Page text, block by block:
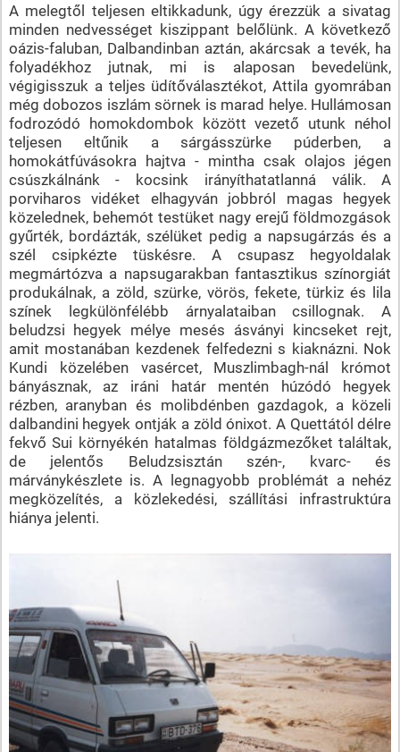
A melegtől teljesen eltikkadunk, úgy érezzük a sivatag
minden nedvességet kiszippant belőlünk. A következő
oázis-faluban, Dalbandinban aztán, akárcsak a tevék, ha
folyadékhoz jutnak, mi is alaposan bevedelünk,
végigisszuk a teljes üdítőválasztékot, Attila gyomrában
még dobozos iszlám sörnek is marad helye. Hullámosan
fodrozódó homokdombok között vezető utunk néhol
teljesen eltűnik a sárgásszürke púderben, a
homokátfúvásokra hajtva - mintha csak olajos jégen
csúszkálnánk - kocsink irányíthatatlanná válik. A
porviharos vidéket elhagyván jobbról magas hegyek
közelednek, behemót testüket nagy erejű földmozgások
gyűrték, bordázták, szélüket pedig a napsugárzás és a
szél csipkézte tüskésre. A csupasz hegyoldalak
megmártózva a napsugarakban fantasztikus színorgiát
produkálnak, a zöld, szürke, vörös, fekete, türkiz és lila
színek legkülönfélébb árnyalataiban csillognak. A
beludzsi hegyek mélye mesés ásványi kincseket rejt,
amit mostanában kezdenek felfedezni s kiaknázni. Nok
Kundi közelében vasércet, Muszlimbagh-nál krómot
bányásznak, az iráni határ mentén húzódó hegyek
rézben, aranyban és molibdénben gazdagok, a közeli
dalbandini hegyek ontják a zöld ónixot. A Quettától délre
fekvő Sui környékén hatalmas földgázmezőket találtak,
de jelentős Beludzsisztán szén-, kvarc- és
márványkészlete is. A legnagyobb problémát a nehéz
megközelítés, a közlekedési, szállítási infrastruktúra
hiánya jelenti.